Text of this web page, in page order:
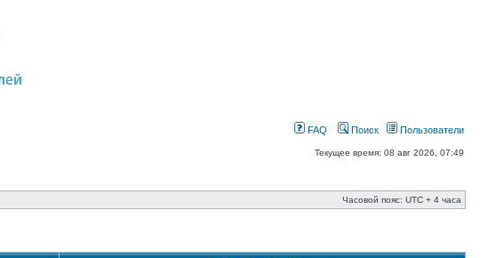
FAQ Поиск Пользователи
Текущее время: 08 авг 2026, 07:49
Часовой пояс: UTC + 4 часа